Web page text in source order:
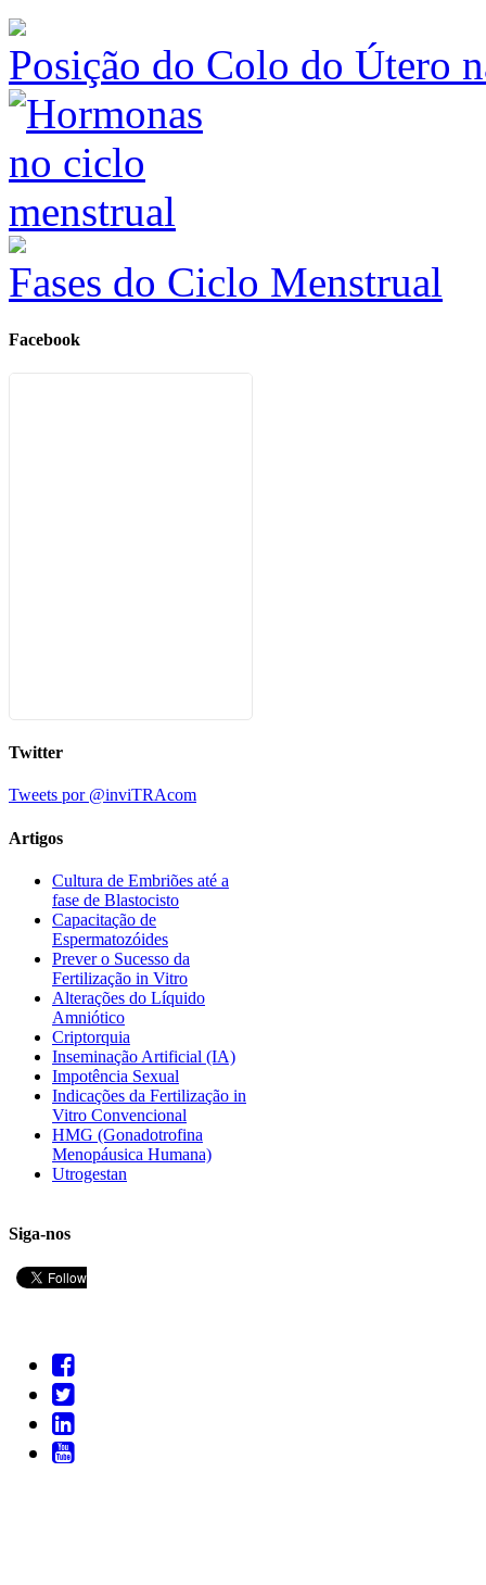
Posição do Colo do Útero
Fases do Ciclo Menstrual
Facebook
Twitter
Tweets por @inviTRAcom
Artigos
Cultura de Embriões até a
fase de Blastocisto
Capacitação de
Espermatozóides
Prever o Sucesso da
Fertilização in Vitro
Alterações do Líquido
Amniótico
Criptorquia
Inseminação Artificial (IA)
Impotência Sexual
Indicações da Fertilização in
Vitro Convencional
HMG (Gonadotrofina
Menopáusica Humana)
Utrogestan
Siga-nos